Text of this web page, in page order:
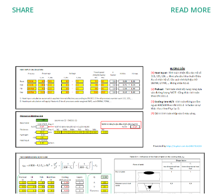
Link tham gia: https://t.me/+dUB42hQsIn5iMGFl . Thân Biên
SHARE READ MORE